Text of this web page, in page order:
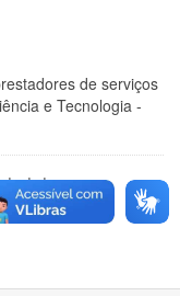
de serviços
e Tecnologia -
dados